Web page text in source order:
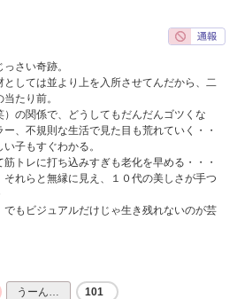
さい奇跡。
としては並より上を入所させてんだから、二
たり前。
の関係で、どうしてもだんだんゴツくな
、不規則な生活で見た目も荒れていく・・
子もすぐわかる。
トレに打ち込みすぎも老化を早める・・・
それらと無縁に見え、１０代の美しさが手つ
でもビジュアルだけじゃ生き残れないのが芸
うーん… 101